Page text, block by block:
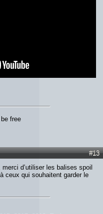
free
#13
d’utiliser les balises spoil
ceux qui souhaitent garder le